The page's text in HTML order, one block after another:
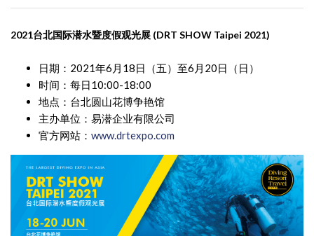
2021台北国际潜水暨度假观光展 (DRT SHOW Taipei 2021)
日期：2021年6月18日（五）至6月20日（日）
时间：每日10:00-18:00
地点：台北圆山花博争艳馆
主办单位：易潜企业有限公司
官方网站： www.drtexpo.com